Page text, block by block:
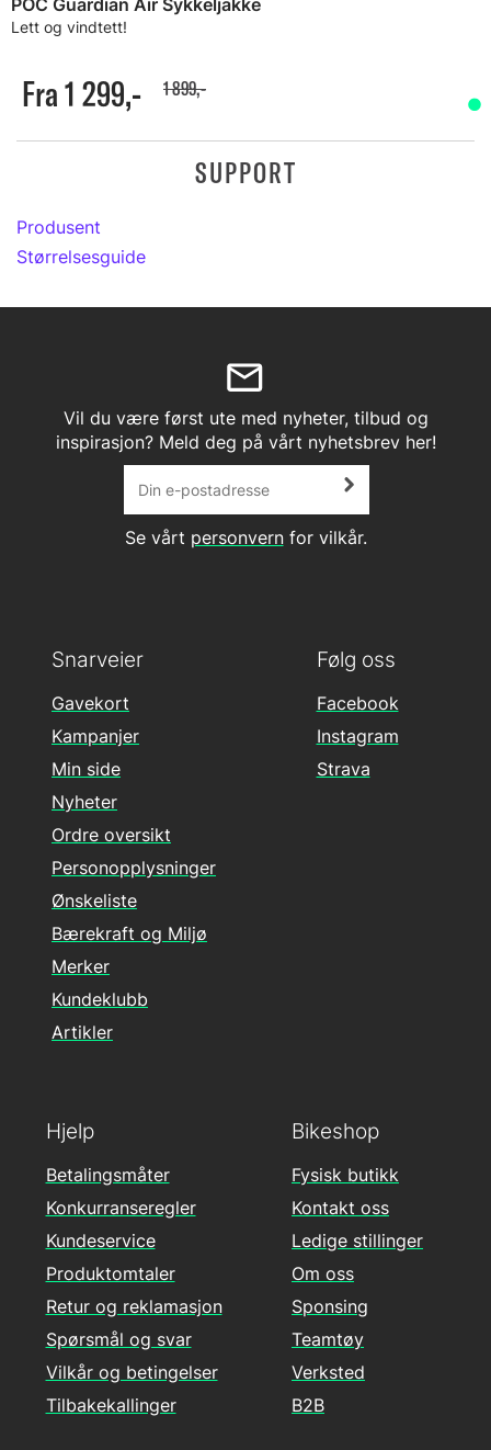
POC Guardian Air Sykkeljakke
Lett og vindtett!
Fra 1 299,- 1 899,-
SUPPORT
Produsent
Størrelsesguide
Vil du være først ute med nyheter, tilbud og
inspirasjon? Meld deg på vårt nyhetsbrev her!
Se vårt personvernfor vilkår.
Følg oss
Facebook
Instagram
Strava
Hjelp
Betalingsmåter
Konkurranseregler
Kundeservice
Produktomtaler
Retur og reklamasjon
Spørsmål og svar
Vilkår og betingelser
Tilbakekallinger
Snarveier
Gavekort
Kampanjer
Min side
Nyheter
Ordre oversikt
Personopplysninger
Ønskeliste
Bærekraft og Miljø
Merker
Kundeklubb
Artikler
Bikeshop
Fysisk butikk
Kontakt oss
Ledige stillinger
Om oss
Sponsing
Teamtøy
Verksted
B2B